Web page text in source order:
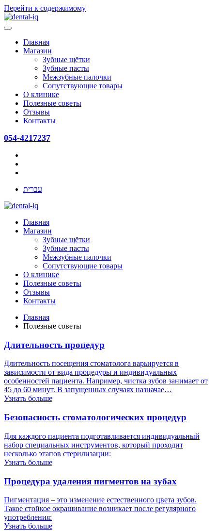
Перейти к содержимому
Главная
Магазин
Зубные щётки
Зубные пасты
Межзубные палочки
Сопутствующие товары
О клинике
Полезные советы
Отзывы
Контакты
054-4217237
עברית
Главная
Магазин
Зубные щётки
Зубные пасты
Межзубные палочки
Сопутствующие товары
О клинике
Полезные советы
Отзывы
Контакты
Главная
Полезные советы
Длительность процедур
Длительность посещения стоматолога варьируется в
зависимости от вида процедуры и индивидуальных
особенностей пациента. Например, чистка зубов занимает от
45 до 60 минут. В запущенных случаях назначае…
Узнать больше
Безопасность стоматологических процедур
Для каждого пациента подготавливается индивидуальный
набор специальных инструментов, который проходит
несколько этапов стерилизации:
Узнать больше
Процедура удаления пигментов на зубах
Пигментация – это изменение естественного цвета зубов.
Такое стойкое окрашивание возникает после регулярного
употребления:
Узнать больше